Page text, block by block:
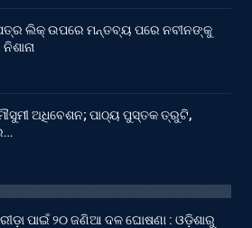
ଲିକ୍ ଉପରେ ମନ୍ତବ୍ୟ ପରେ ନବୀନଙ୍କୁ
ଅଧିବେଶନ; ପାଠ୍ୟ ପୁସ୍ତକ ତ୍ରୁଟି,
ପାଇଁ ୨୦ ଜଣିଆ ଦଳ ଘୋଷଣା : ଓଡ଼ିଶାରୁ